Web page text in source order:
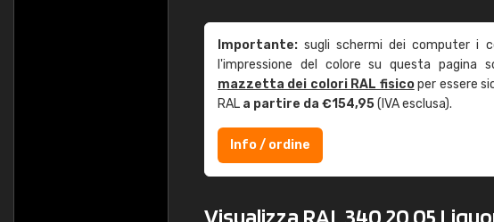
Importante: sugli schermi dei computer i
l'impressione del colore su questa pagina
mazzetta dei colori RAL fisicoper essere
RAL a partire da €154,95(IVA esclusa).
Info / ordine
Visualizza RAL 340 20 05